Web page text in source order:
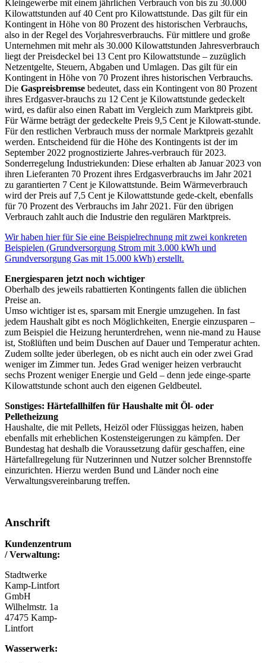
Kleingewerbe mit einem jährlichen Verbrauch von bis zu 30.000
Kilowattstunden auf 40 Cent pro Kilowattstunde. Das gilt für ein
Kontingent in Höhe von 80 Prozent des historischen Verbrauchs,
also in der Regel des Vorjahresverbrauchs. Für mittlere und große
Unternehmen mit mehr als 30.000 Kilowattstunden Jahresverbrauch
liegt der Preisdeckel bei 13 Cent pro Kilowattstunde – zuzüglich
Netzentgelte, Steuern, Abgaben und Umlagen. Das gilt für ein
Kontingent in Höhe von 70 Prozent ihres historischen Verbrauchs.
Die Gaspreisbremse bedeutet, dass ein Kontingent von 80 Prozent
ihres Erdgasver-brauchs zu 12 Cent je Kilowattstunde gedeckelt
wird, es dafür also einen Rabatt im Vergleich zum Marktpreis gibt.
Für Wärme beträgt der gedeckelte Preis 9,5 Cent je Kilowatt-stunde.
Für den restlichen Verbrauch muss der normale Marktpreis gezahlt
werden. Entscheidend für die Höhe des Kontingents ist der im
September 2022 prognostizierte Jahres-verbrauch für 2023.
Sonderregelung Industriekunden: Diese erhalten ab Januar 2023 von
ihren Lieferanten 70 Prozent ihres Erdgasverbrauchs im Jahr 2021
zu garantierten 7 Cent je Kilowattstunde. Beim Wärmeverbrauch
wird der Preis auf 7,5 Cent je Kilowattstunde gede-ckelt, ebenfalls
für 70 Prozent des Verbrauchs im Jahr 2021. Für den übrigen
Verbrauch zahlt auch die Industrie den regulären Marktpreis.
Wir haben hier für Sie eine Beispielrechnung mit zwei konkreten
Beispielen (Grundversorgung Strom mit 3.000 kWh und
Grundversorgung Gas mit 15.000 kWh) erstellt.
Energiesparen jetzt noch wichtiger
Oberhalb des jeweils rabattierten Kontingents fallen die üblichen
Preise an.
Umso wichtiger ist es, sparsam mit Energie umzugehen. In fast
jedem Haushalt gibt es noch Möglichkeiten, Energie einzusparen –
zum Beispiel die Heizung herunterdrehen, wenn nie-mand zu Hause
ist, Stoßlüften und beim Duschen auf Dauer und Temperatur achten.
Zudem sollte jeder überlegen, ob es nicht auch ein oder zwei Grad
weniger im Zimmer tun. Jedes Grad weniger heizen verbraucht
sechs Prozent weniger Energie und Geld – denn jede einge-sparte
Kilowattstunde schont auch den eigenen Geldbeutel.
Sonstiges: Härtefallhilfen für Haushalte mit Öl- oder
Pelletheizung
Haushalte, die mit Pellets, Heizöl oder Flüssiggas heizen, haben
ebenfalls mit erheblichen Kostensteigerungen zu kämpfen. Der
Bundestag hat deshalb die Voraussetzung dafür geschaffen, eine
Härtefallregelung für Nutzerinnen und Nutzer solcher Brennstoffe
einzurichten. Hierzu werden Bund und Länder noch eine
Verwaltungsvereinbarung treffen.
Anschrift
Kundenzentrum
/ Verwaltung:
Stadtwerke
Kamp-Lintfort
GmbH
Wilhelmstr. 1a
47475 Kamp-
Lintfort
Wasserwerk: